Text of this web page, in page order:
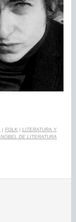
| FOLK | LITERATURA Y
DE LITERATURA